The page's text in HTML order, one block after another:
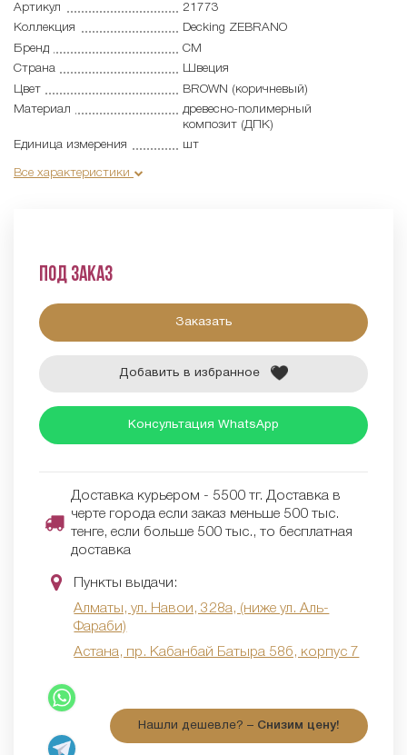
Артикул
21773
Коллекция
Decking ZEBRANO
Бренд
CM
Страна
Швеция
Цвет
BROWN (коричневый)
Материал
древесно-полимерный
композит (ДПК)
Единица измерения
шт
Все характеристики
Под заказ
Заказать
Добавить в избранное
Консультация WhatsApp
Доставка курьером - 5500 тг. Доставка в
черте города если заказ меньше 500 тыс.
тенге, если больше 500 тыс., то бесплатная
доставка
Пункты выдачи:
Алматы, ул. Навои, 328а, (ниже ул. Аль-
Фараби)
Астана, пр. Кабанбай Батыра 58б, корпус 7
Нашли дешевле? – Снизим цену!